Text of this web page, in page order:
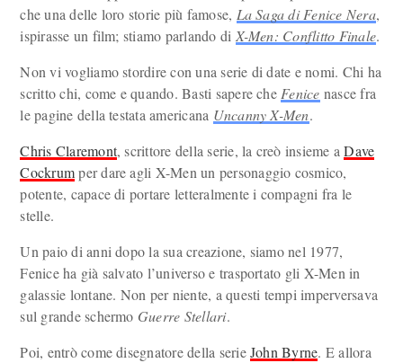
che una delle loro storie più famose, La Saga di Fenice Nera,
ispirasse un film; stiamo parlando di X-Men: Conflitto Finale.
Non vi vogliamo stordire con una serie di date e nomi. Chi ha
scritto chi, come e quando. Basti sapere che Fenice nasce fra
le pagine della testata americana Uncanny X-Men.
Chris Claremont, scrittore della serie, la creò insieme aDave
Cockrumper dare agli X-Men un personaggio cosmico,
potente, capace di portare letteralmente i compagni fra le
stelle.
Un paio di anni dopo la sua creazione, siamo nel 1977,
Fenice ha già salvato l’universo e trasportato gli X-Men in
galassie lontane. Non per niente, a questi tempi imperversava
sul grande schermo Guerre Stellari.
Poi, entrò come disegnatore della serieJohn Byrne. E allora